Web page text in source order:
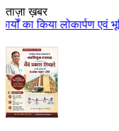
ताज़ा ख़बर
कुलैथ क्षेत्र के